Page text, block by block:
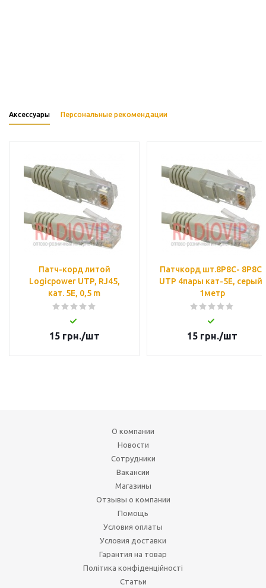
Аксессуары Персональные рекомендации
Патч-корд литой
Logicpower UTP, RJ45,
кат. 5Е, 0,5 m
15грн./шт
Патчкорд шт.8Р8С- 8Р8С,
UTP 4пары кат-5Е, серый,
1метр
15грн./шт
О компании
Новости
Сотрудники
Вакансии
Магазины
Отзывы о компании
Помощь
Условия оплаты
Условия доставки
Гарантия на товар
Політика конфіденційності
Статьи